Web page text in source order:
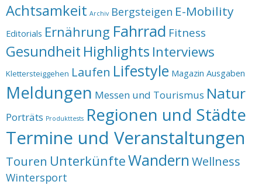
Achtsamkeit Archiv Bergsteigen E-Mobility
Editorials Ernährung Fahrrad Fitness
Gesundheit Highlights Interviews
Klettersteiggehen Laufen Lifestyle Magazin Ausgaben
Meldungen Messen und Tourismus Natur
Porträts Produkttests Regionen und Städte
Termine und Veranstaltungen
Touren UnterkünfteWandern Wellness
Wintersport